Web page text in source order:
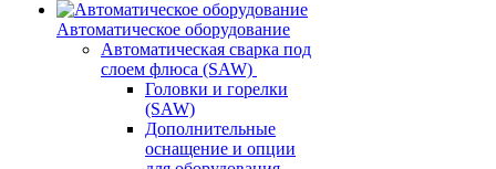
Автоматическое оборудование
Автоматическая сварка под
слоем флюса (SAW)
Головки и горелки
(SAW)
Дополнительные
оснащение и опции